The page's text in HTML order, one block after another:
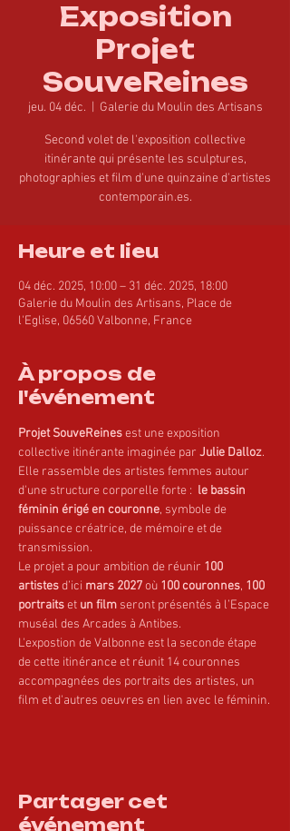
Exposition
Projet
SouveReines
jeu. 04 déc. Galerie du Moulin des Artisans
Second volet de l'exposition collective
itinérante qui présente les sculptures,
photographies et film d'une quinzaine d'artistes
contemporain.es.
Heure et lieu
04 déc. 2025, 10:00 – 31 déc. 2025, 18:00
Galerie du Moulin des Artisans, Place de
l'Eglise, 06560 Valbonne, France
À propos de
l'événement
Projet SouveReines est une exposition
collective itinérante imaginée par Julie Dalloz.
Elle rassemble des artistes femmes autour
d'une structure corporelle forte : le bassin
féminin érigé en couronne, symbole de
puissance créatrice, de mémoire et de
transmission.
Le projet a pour ambition de réunir 100
artistes d’ici mars 2027 où 100 couronnes, 100
portraits et un film seront présentés à l’Espace
muséal des Arcades à Antibes.
L'expostion de Valbonne est la seconde étape
de cette itinérance et réunit 14 couronnes
accompagnées des portraits des artistes, un
film et d'autres oeuvres en lien avec le féminin.
Partager cet
événement